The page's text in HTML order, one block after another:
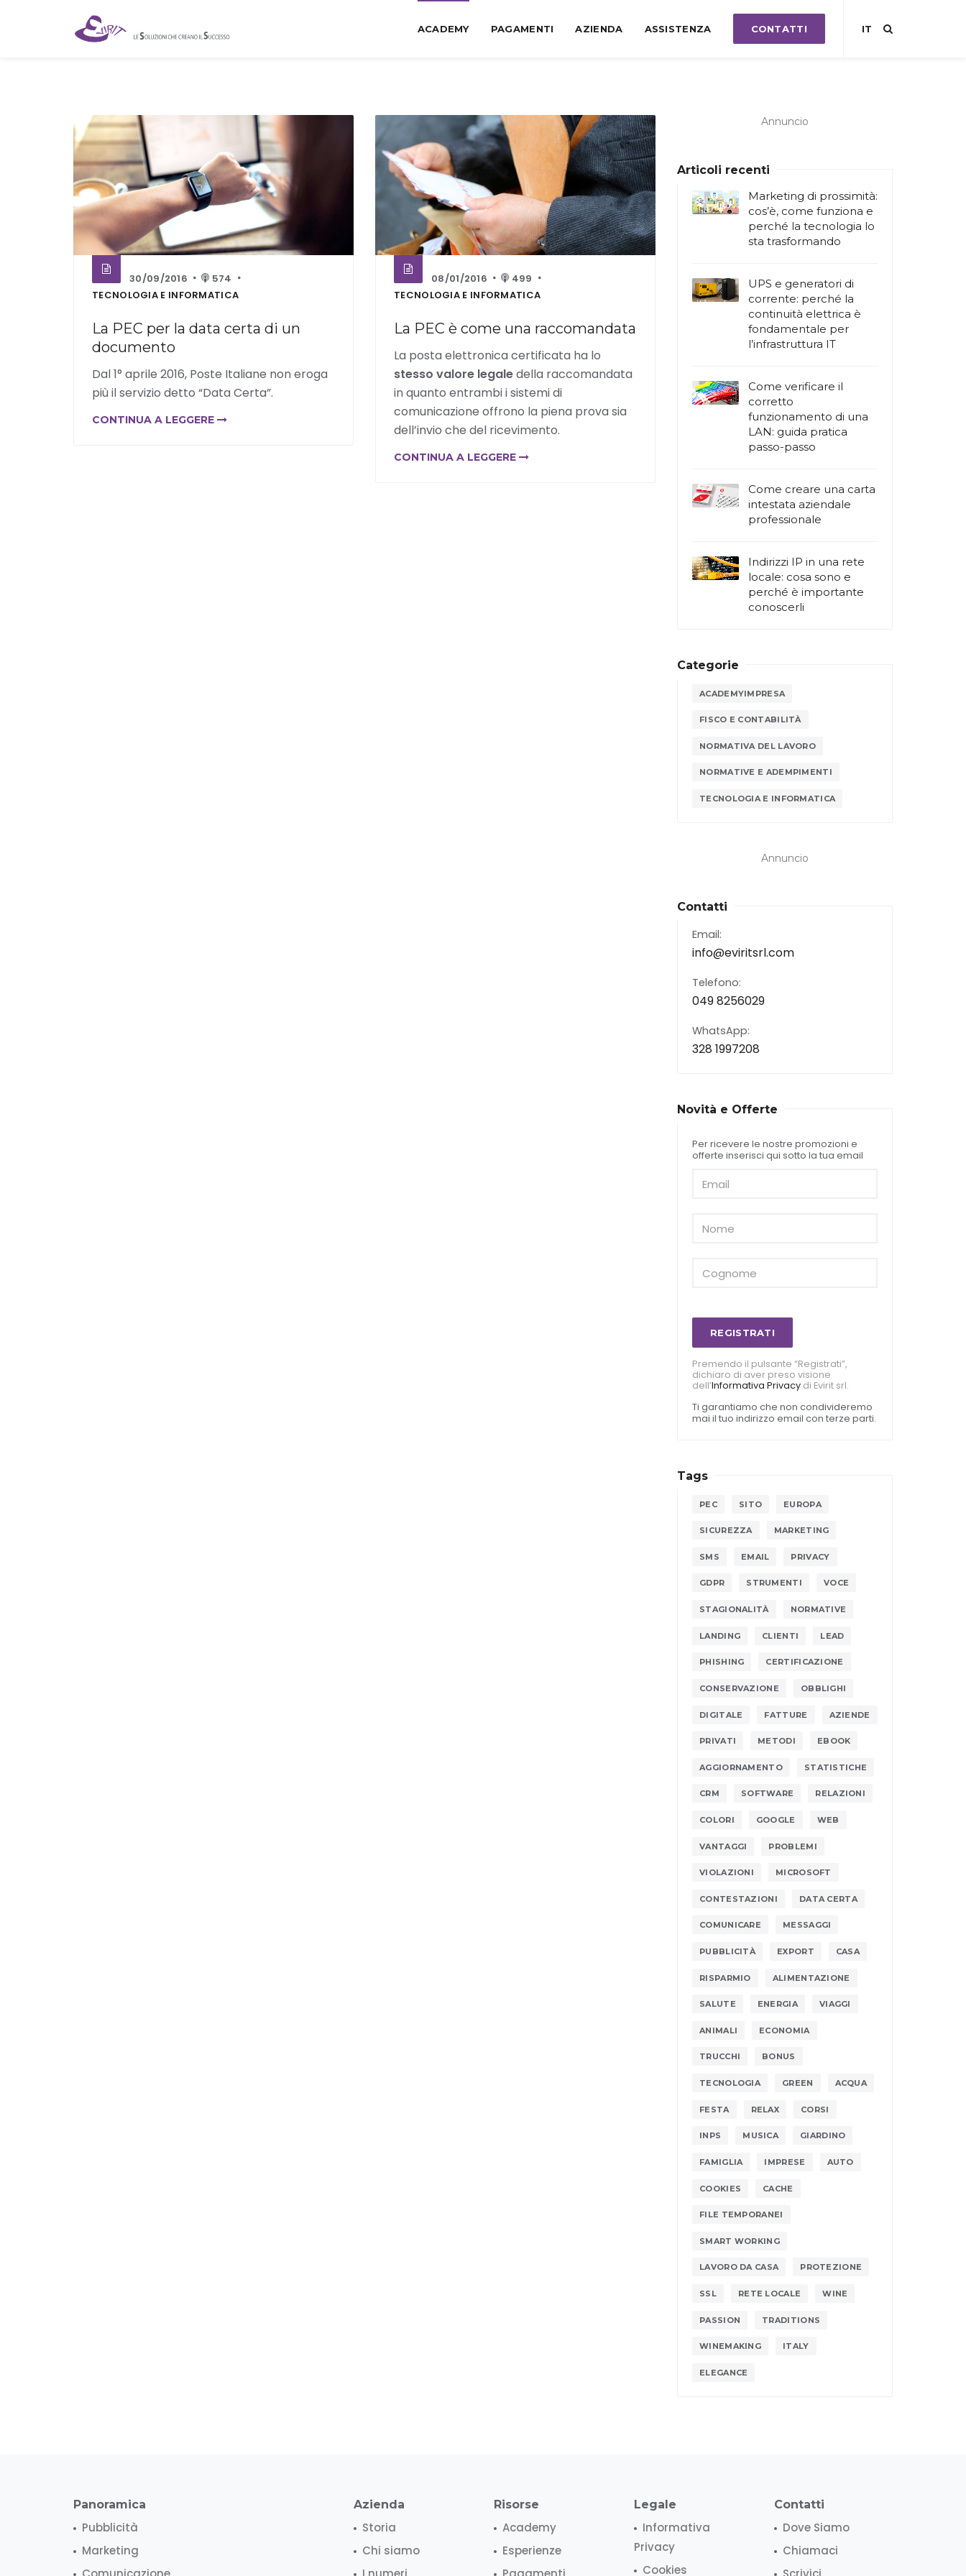
IT
ACADEMY PAGAMENTI AZIENDA ASSISTENZA CONTATTI
30/09/2016
574
TECNOLOGIA E INFORMATICA
La PEC per la data certa di un
documento
Dal 1° aprile 2016, Poste Italiane non eroga
più il servizio detto “Data Certa”.
CONTINUA A LEGGERE
08/01/2016
499
TECNOLOGIA E INFORMATICA
La PEC è come una raccomandata
La posta elettronica certificata ha lo
stesso valore legaledella raccomandata
in quanto entrambi i sistemi di
comunicazione offrono la piena prova sia
dell’invio che del ricevimento.
CONTINUA A LEGGERE
Annuncio
Articoli recenti
Marketing di prossimità:
cos’è, come funziona e
perché la tecnologia lo
sta trasformando
UPS e generatori di
corrente: perché la
continuità elettrica è
fondamentale per
l’infrastruttura IT
Come verificare il
corretto
funzionamento di una
LAN: guida pratica
passo-passo
Come creare una carta
intestata aziendale
professionale
Indirizzi IP in una rete
locale: cosa sono e
perché è importante
conoscerli
Categorie
ACADEMYIMPRESA
FISCO E CONTABILITÀ
NORMATIVA DEL LAVORO
NORMATIVE E ADEMPIMENTI
TECNOLOGIA E INFORMATICA
Annuncio
Contatti
Email:
info@eviritsrl.com
Telefono:
049 8256029
WhatsApp:
328 1997208
Novità e Offerte
Per ricevere le nostre promozioni e
offerte inserisci qui sotto la tua email
REGISTRATI
Premendo il pulsante “Registrati”,
dichiaro di aver preso visione
dell’Informativa Privacy di Evirit srl.
Ti garantiamo che non condivideremo
mai il tuo indirizzo email con terze parti.
Tags
PEC SITO EUROPA
SICUREZZA MARKETING
SMS EMAIL PRIVACY
GDPR STRUMENTI VOCE
STAGIONALITÀ NORMATIVE
LANDING CLIENTI LEAD
PHISHING CERTIFICAZIONE
CONSERVAZIONE OBBLIGHI
DIGITALE FATTURE AZIENDE
PRIVATI METODI EBOOK
AGGIORNAMENTO STATISTICHE
CRM SOFTWARE RELAZIONI
COLORI GOOGLE WEB
VANTAGGI PROBLEMI
VIOLAZIONI MICROSOFT
CONTESTAZIONI DATA CERTA
COMUNICARE MESSAGGI
PUBBLICITÀ EXPORT CASA
RISPARMIO ALIMENTAZIONE
SALUTE ENERGIA VIAGGI
ANIMALI ECONOMIA
TRUCCHI BONUS
TECNOLOGIA GREEN ACQUA
FESTA RELAX CORSI
INPS MUSICA GIARDINO
FAMIGLIA IMPRESE AUTO
COOKIES CACHE
FILE TEMPORANEI
SMART WORKING
LAVORO DA CASA PROTEZIONE
SSL RETE LOCALE WINE
PASSION TRADITIONS
WINEMAKING ITALY
ELEGANCE
Panoramica
Pubblicità
Marketing
Azienda
Storia
Chi siamo
Risorse
Academy
Esperienze
Legale
Informativa
Privacy
Cookies
Contatti
Dove Siamo
Chiamaci